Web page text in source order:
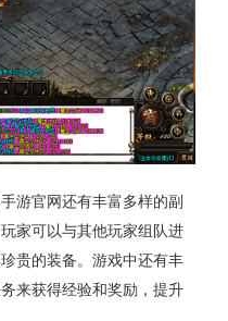
游官网还有丰富多样的副
家可以与其他玩家组队进
贵的装备。游戏中还有丰
来获得经验和奖励，提升